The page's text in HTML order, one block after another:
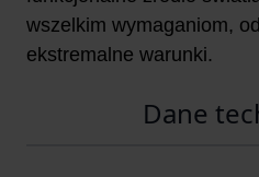
wszelkim wymaganiom,
ekstremalne warunki.
Dane